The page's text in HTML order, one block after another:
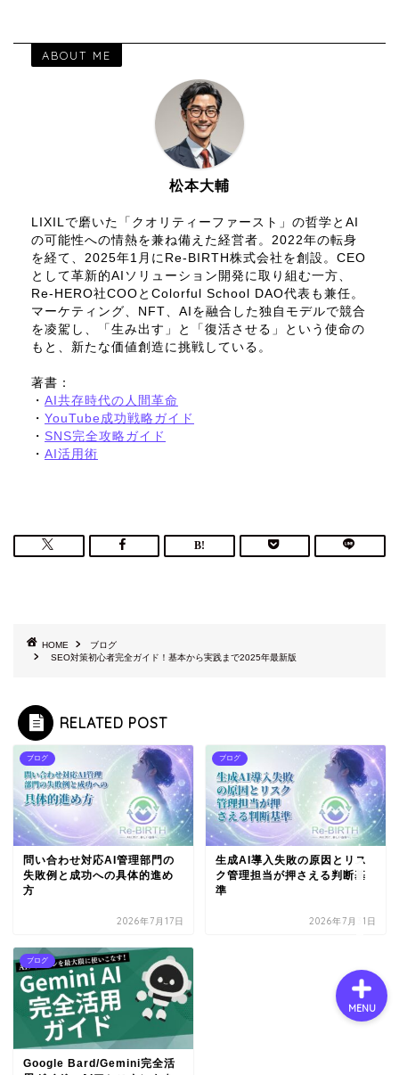
ABOUT ME
松本大輔
LIXILで磨いた「クオリティーファースト」の哲学とAI
の可能性への情熱を兼ね備えた経営者。2022年の転身
を経て、2025年1月にRe-BIRTH株式会社を創設。CEO
として革新的AIソリューション開発に取り組む一方、
Re-HERO社COOとColorful School DAO代表も兼任。
マーケティング、NFT、AIを融合した独自モデルで競合
を凌駕し、「生み出す」と「復活させる」という使命の
もと、新たな価値創造に挑戦している。
著書：
・ AI共存時代の人間革命
・ YouTube成功戦略ガイド
・ SNS完全攻略ガイド
・ AI活用術
HOME
ブログ
SEO対策初心者完全ガイド！基本から実践まで2025年最新版
RELATED POST
ブログ
問い合わせ対応AI管理部門の
失敗例と成功への具体的進め
方
2026年7月17日
ブログ
生成AI導入失敗の原因とリス
ク管理担当が押さえる判断基
準
2026年7月31日
ブログ
Google Bard/Gemini完全活
MENU
サービス
採用情報
お問い合わせ